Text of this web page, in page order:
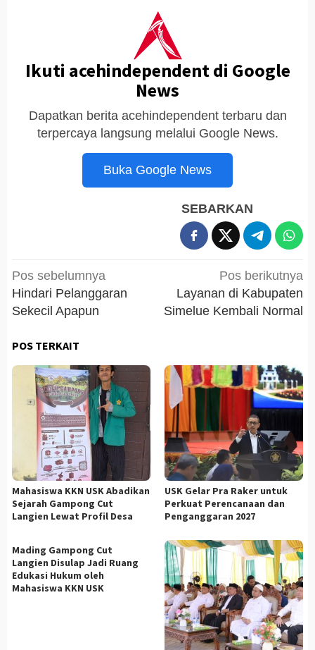
Ikuti acehindependent di Google
News
Dapatkan berita acehindependent terbaru dan
terpercaya langsung melalui Google News.
Buka Google News
SEBARKAN
Navigasi
pos
Pos sebelumnya
Hindari Pelanggaran
Sekecil Apapun
Pos berikutnya
Layanan di Kabupaten
Simelue Kembali Normal
POS TERKAIT
Mahasiswa KKN USK Abadikan
Sejarah Gampong Cut
Langien Lewat Profil Desa
USK Gelar Pra Raker untuk
Perkuat Perencanaan dan
Penganggaran 2027
Mading Gampong Cut
Langien Disulap Jadi Ruang
Edukasi Hukum oleh
Mahasiswa KKN USK